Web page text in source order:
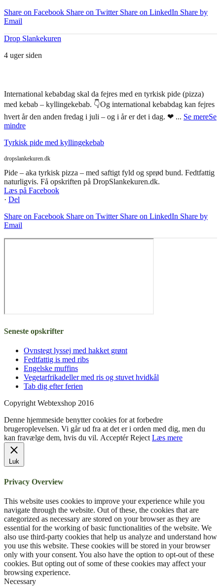
Share on Facebook Share on Twitter Share on LinkedIn Share by
Email
Drop Slankekuren
4 uger siden
International kebabdag skal da fejres med en tyrkisk pide (pizza)
med kebab – kyllingekebab. 👇Og international kebabdag kan fejres
hvert år den anden fredag i juli – og i år er det i dag. ❤ ... Se mereSe
mindre
Tyrkisk pide med kyllingekebab
dropslankekuren.dk
Pide – aka tyrkisk pizza – med saftigt fyld og sprød bund. Fedtfattig
naturligvis. Få opskriften på DropSlankekuren.dk.
Læs på Facebook
· Del
Share on Facebook Share on Twitter Share on LinkedIn Share by
Email
Seneste opskrifter
Ovnstegt lyssej med hakket grønt
Fedtfattig is med ribs
Engelske muffins
Vegetarfrikadeller med ris og stuvet hvidkål
Tab dig efter ferien
Copyright Webtexshop 2016
Denne hjemmeside benytter cookies for at forbedre
brugeroplevelsen. Vi går ud fra at det er i orden med dig, men du
kan fravælge dem, hvis du vil. Acceptér Reject Læs mere
Luk
Privacy Overview
This website uses cookies to improve your experience while you
navigate through the website. Out of these, the cookies that are
categorized as necessary are stored on your browser as they are
essential for the working of basic functionalities of the website. We
also use third-party cookies that help us analyze and understand how
you use this website. These cookies will be stored in your browser
only with your consent. You also have the option to opt-out of these
cookies. But opting out of some of these cookies may affect your
browsing experience.
Necessary